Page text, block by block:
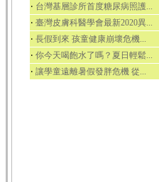
‧ 台灣基層診所首度糖尿病照護...
‧ 臺灣皮膚科醫學會最新2020異...
‧ 長假到來 孩童健康崩壞危機...
‧ 你今天喝飽水了嗎？夏日輕鬆...
‧ 讓學童遠離暑假發胖危機 從...